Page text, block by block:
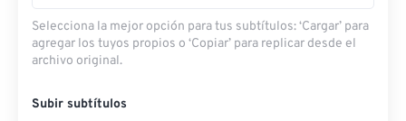
Selecciona la mejor opción para tus subtítulos: ‘Cargar’ para
agregar los tuyos propios o ‘Copiar’ para replicar desde el
archivo original.
Subir subtítulos